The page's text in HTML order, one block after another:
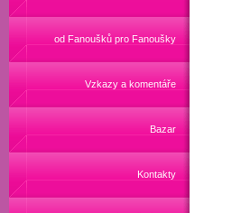
od Fanoušků pro Fanoušky
Vzkazy a komentáře
Bazar
Kontakty